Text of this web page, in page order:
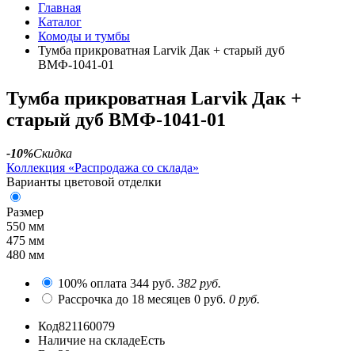
Главная
Каталог
Комоды и тумбы
Тумба прикроватная Larvik Дак + старый дуб
ВМФ-1041-01
Тумба прикроватная Larvik Дак +
старый дуб ВМФ-1041-01
-10%Скидка
Коллекция «Распродажа со склада»
Варианты цветовой отделки
Размер
550 мм
475 мм
480 мм
100% оплата 344 руб. 382 руб.
Рассрочка до 18 месяцев 0 руб. 0 руб.
Код821160079
Наличие на складеЕсть